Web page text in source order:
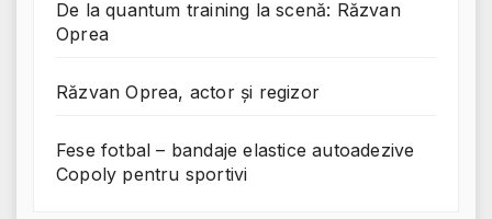
De la quantum training la scenă: Răzvan
Oprea
Răzvan Oprea, actor și regizor
Fese fotbal – bandaje elastice autoadezive
Copoly pentru sportivi